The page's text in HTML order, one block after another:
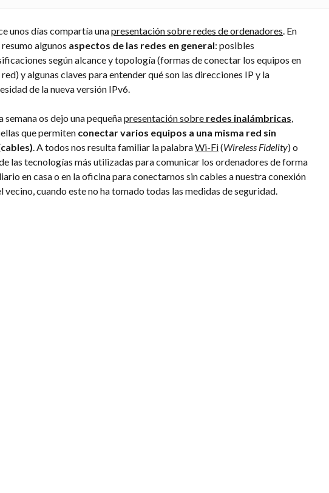
unos días compartía unapresentación sobre redes de ordenadores . En
algunos aspectos de las redes en general: posibles
según alcance y topología (formas de conectar los equipos en
red) y algunas claves para entender qué son las direcciones IP y la
de la nueva versión IPv6.
semana os dejo una pequeñapresentación sobre redes inalámbricas
que permiten conectar varios equipos a una misma red sin
. A todos nos resulta familiar la palabraWi-Fi(Wireless Fidelity) o
las tecnologías más utilizadas para comunicar los ordenadores de forma
en casa o en la oficina para conectarnos sin cables a nuestra conexión
cuando este no ha tomado todas las medidas de seguridad.